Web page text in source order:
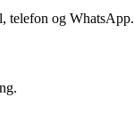
telefon og WhatsApp.